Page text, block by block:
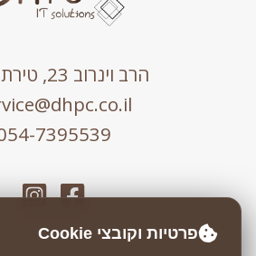
הרב וינרוב 23, טירת כרמל
7395539
פרטיות וקובצי Cookie